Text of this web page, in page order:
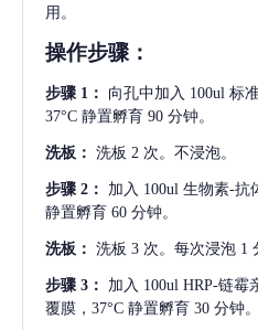
用。
操作步骤：
步骤 1： 向孔中加入 100ul 标
37°C 静置孵育 90 分钟。
洗板： 洗板 2 次。不浸泡。
步骤 2： 加入 100ul 生物素-抗
静置孵育 60 分钟。
洗板： 洗板 3 次。每次浸泡 1
步骤 3： 加入 100ul HRP-链霉
覆膜，37°C 静置孵育 30 分钟。